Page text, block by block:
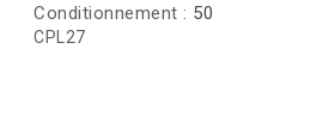
Conditionnement : 50
CPL27